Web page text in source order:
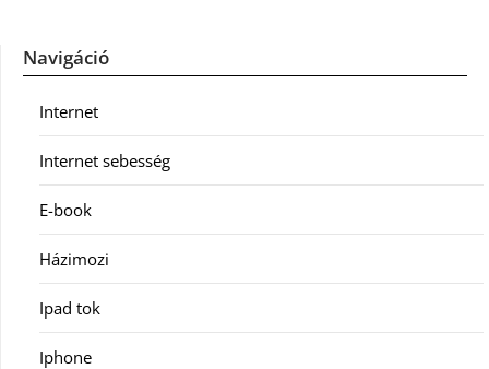
Navigáció
Internet
Internet sebesség
E-book
Házimozi
Ipad tok
Iphone